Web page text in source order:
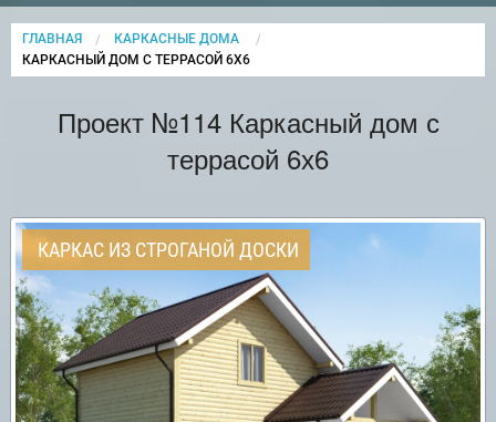
ГЛАВНАЯ
КАРКАСНЫЕ ДОМА
CURRENT:
КАРКАСНЫЙ ДОМ С ТЕРРАСОЙ 6Х6
Проект №114 Каркасный дом с
террасой 6х6
КАРКАС ИЗ СТРОГАНОЙ ДОСКИ